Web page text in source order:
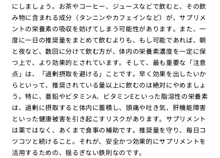
にしましょう。お茶やコーヒー、ジュースなどで飲むと、その飲
み物に含まれる成分（タンニンやカフェインなど）が、サプリメ
ントの栄養素の吸収を妨げてしまう可能性があります。また、一
度に一日の推奨量をまとめて飲むよりも、もし可能であれば、朝
と夜など、数回に分けて飲む方が、体内の栄養素濃度を一定に保
つ上で、より効果的とされています。そして、最も重要な「注意
点」は、「過剰摂取を避ける」ことです。早く効果を出したいか
らといって、推奨されている量以上に飲むのは絶対にやめましょ
う。特に、亜鉛やビタミンA、ビタミンEといった脂溶性の栄養素
は、過剰に摂取すると体内に蓄積し、頭痛や吐き気、肝機能障害
といった健康被害を引き起こすリスクがあります。サプリメント
は薬ではなく、あくまで食事の補助です。推奨量を守り、毎日コ
ツコツと続けること。それが、安全かつ効果的にサプリメントを
活用するための、揺るぎない鉄則なのです。